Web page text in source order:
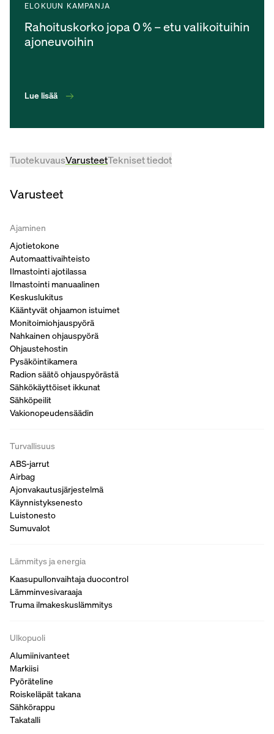
ELOKUUN KAMPANJA
Rahoituskorko jopa 0 % – etu valikoituihin
ajoneuvoihin
Lue lisää
TuotekuvausVarusteetTekniset tiedot
Varusteet
Ajaminen
Ajotietokone
Automaattivaihteisto
Ilmastointi ajotilassa
Ilmastointi manuaalinen
Keskuslukitus
Kääntyvät ohjaamon istuimet
Monitoimiohjauspyörä
Nahkainen ohjauspyörä
Ohjaustehostin
Pysäköintikamera
Radion säätö ohjauspyörästä
Sähkökäyttöiset ikkunat
Sähköpeilit
Vakionopeudensäädin
Turvallisuus
ABS-jarrut
Airbag
Ajonvakautusjärjestelmä
Käynnistyksenesto
Luistonesto
Sumuvalot
Lämmitys ja energia
Kaasupullonvaihtaja duocontrol
Lämminvesivaraaja
Truma ilmakeskuslämmitys
Ulkopuoli
Alumiinivanteet
Markiisi
Pyöräteline
Roiskeläpät takana
Sähkörappu
Takatalli